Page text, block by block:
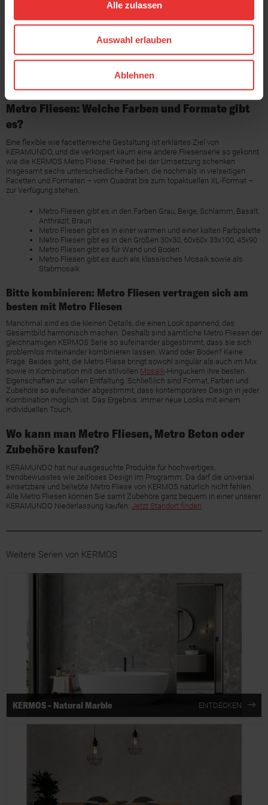
Alle zulassen
Auswahl erlauben
Ablehnen
der Küche, im Wohnraum – im Store, im Hotel oder im Restaurant: Das
gleichermaßen gut.
Anpoliert, matt oder glänzend – das stilgebende Design der Metro Fliese,
sprich Maserungen, die aus dem Material herauszuwachsen scheinen, wird
durch diverse Fliesenoberflächen mal betont, mal reduziert. Je nach
Geschmack und Vorlieben kann genau der Effekt gewählt werden, der das
Metro Fliesen: Welche Farben und Formate gibt
es?
Eine flexible wie facettenreiche Gestaltung ist erklärtes Ziel von
KERAMUNDO, und die verkörpert kaum eine andere Fliesenserie so gekonnt
wie die KERMOS Metro Fliese. Freiheit bei der Umsetzung schenken
insgesamt sechs unterschiedliche Farben, die nochmals in vielseitigen
Facetten und Formaten – vom Quadrat bis zum topaktuellen XL-Format –
zur Verfügung stehen.
Metro Fliesen gibt es in den Farben Grau, Beige, Schlamm, Basalt,
Anthrazit, Braun
Metro Fliesen gibt es in einer warmen und einer kalten Farbpalette
Metro Fliesen gibt es in den Größen 30x30, 60x60x 33x100, 45x90
Metro Fliesen gibt es für Wand und Boden
Metro Fliesen gibt es auch als klassisches Mosaik sowie als
Stabmosaik
Bitte kombinieren: Metro Fliesen vertragen sich am
besten mit Metro Fliesen
Manchmal sind es die kleinen Details, die einen Look spannend, das
Gesamtbild harmonisch machen. Deshalb sind sämtliche Metro Fliesen der
gleichnamigen KERMOS Serie so aufeinander abgestimmt, dass sie sich
problemlos miteinander kombinieren lassen. Wand oder Boden? Keine
Frage. Beides geht, die Metro Fliese bringt sowohl singulär als auch im Mix
sowie in Kombination mit den stilvollen Mosaik-Hinguckern ihre besten
Eigenschaften zur vollen Entfaltung. Schließlich sind Format, Farben und
Zubehöre so aufeinander abgestimmt, dass kontemporäres Design in jeder
Kombination möglich ist. Das Ergebnis: Immer neue Looks mit einem
individuellen Touch.
Wo kann man Metro Fliesen, Metro Beton oder
Zubehöre kaufen?
KERAMUNDO hat nur ausgesuchte Produkte für hochwertiges,
trendbewusstes wie zeitloses Design im Programm. Da darf die universal
einsetzbare und beliebte Metro Fliese von KERMOS natürlich nicht fehlen.
Alle Metro Fliesen können Sie samt Zubehöre ganz bequem in einer unserer
KERAMUNDO Niederlassung kaufen. Jetzt Standort finden
Weitere Serien von KERMOS
KERMOS - Natural Marble ENTDECKEN